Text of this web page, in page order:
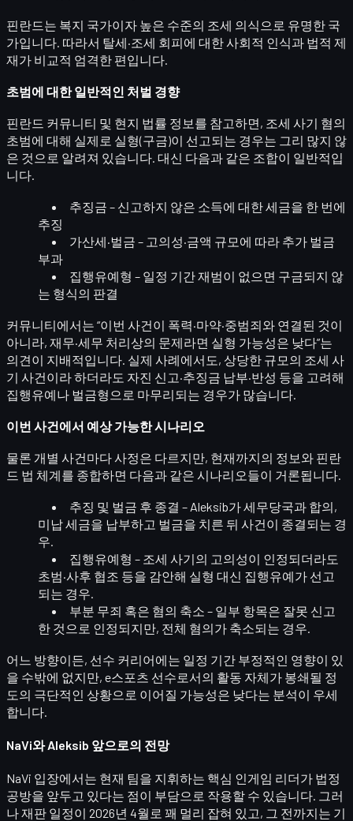
핀란드는 복지 국가이자 높은 수준의 조세 의식 으로 유명한 국
가입니다. 따라서 탈세·조세 회피에 대한 사회적 인식과 법적 제
재가 비교적 엄격한 편입니다.
초범에 대한 일반적인 처벌 경향
핀란드 커뮤니티 및 현지 법률 정보를 참고하면, 조세 사기 혐의
초범에 대해 실제로 실형(구금)이 선고되는 경우는 그리 많지 않
은 것으로 알려져 있습니다. 대신 다음과 같은 조합이 일반적입
니다.
추징금 – 신고하지 않은 소득에 대한 세금을 한 번에
추징
가산세·벌금 – 고의성·금액 규모에 따라 추가 벌금
부과
집행유예형 – 일정 기간 재범이 없으면 구금되지 않
는 형식의 판결
커뮤니티에서는 “이번 사건이 폭력·마약·중범죄와 연결된 것이
아니라, 재무·세무 처리상의 문제라면 실형 가능성은 낮다”는
의견이 지배적입니다. 실제 사례에서도, 상당한 규모의 조세 사
기 사건이라 하더라도 자진 신고·추징금 납부·반성 등을 고려해
집행유예나 벌금형으로 마무리되는 경우가 많습니다.
이번 사건에서 예상 가능한 시나리오
물론 개별 사건마다 사정은 다르지만, 현재까지의 정보와 핀란
드 법 체계를 종합하면 다음과 같은 시나리오들이 거론됩니다.
추징 및 벌금 후 종결 – Aleksib가 세무당국과 합의,
미납 세금을 납부하고 벌금을 치른 뒤 사건이 종결되는 경
우.
집행유예형 – 조세 사기의 고의성이 인정되더라도
초범·사후 협조 등을 감안해 실형 대신 집행유예가 선고
되는 경우.
부분 무죄 혹은 혐의 축소 – 일부 항목은 잘못 신고
한 것으로 인정되지만, 전체 혐의가 축소되는 경우.
어느 방향이든, 선수 커리어에는 일정 기간 부정적인 영향이 있
을 수밖에 없지만, e스포츠 선수로서의 활동 자체가 봉쇄될 정
도의 극단적인 상황으로 이어질 가능성은 낮다는 분석이 우세
합니다.
NaVi와 Aleksib 앞으로의 전망
NaVi 입장에서는 현재 팀을 지휘하는 핵심 인게임 리더가 법정
공방을 앞두고 있다는 점이 부담으로 작용할 수 있습니다. 그러
나 재판 일정이 2026년 4월 로 꽤 멀리 잡혀 있고, 그 전까지는 기